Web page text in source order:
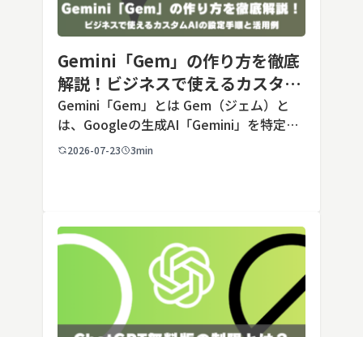
Gemini「Gem」の作り方を徹底
解説！ビジネスで使えるカスタム
AIの設定手順と活用例
Gemini「Gem」とは Gem（ジェム）と
は、Googleの生成AI「Gemini」を特定の
用途に合わせてカスタマイズできる機能で
2026-07-23 3min